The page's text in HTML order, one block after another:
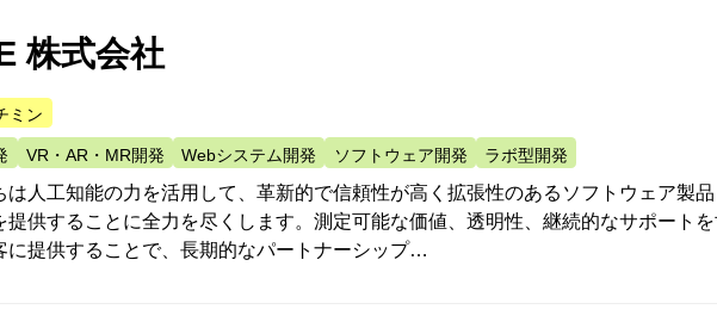
株式会社
ミン
VR・AR・MR開発 Webシステム開発 ソフトウェア開発 ラボ型開発
は人工知能の力を活用して、革新的で信頼性が高く拡張性のあるソフトウェア製
提供することに全力を尽くします。測定可能な価値、透明性、継続的なサポート
に提供することで、長期的なパートナーシップ…